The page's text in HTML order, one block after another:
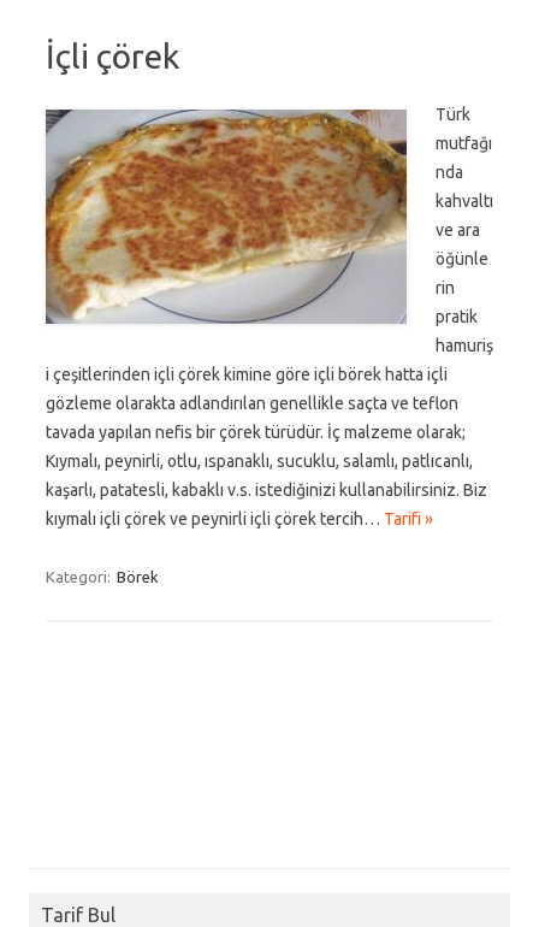
İçli çörek
Türk
mutfağı
nda
kahvaltı
ve ara
öğünle
rin
pratik
hamuriş
i çeşitlerinden içli çörek kimine göre içli börek hatta içli
gözleme olarakta adlandırılan genellikle saçta ve teflon
tavada yapılan nefis bir çörek türüdür. İç malzeme olarak;
Kıymalı, peynirli, otlu, ıspanaklı, sucuklu, salamlı, patlıcanlı,
kaşarlı, patatesli, kabaklı v.s. istediğinizi kullanabilirsiniz. Biz
kıymalı içli çörek ve peynirli içli çörek tercih… Tarifi »
Kategori: Börek
Tarif Bul